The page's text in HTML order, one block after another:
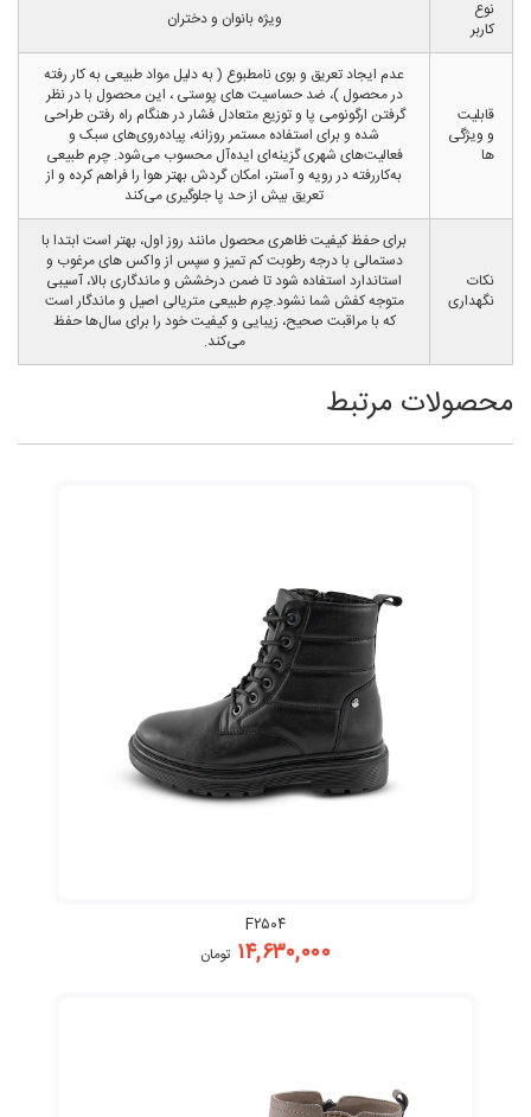
نوع
کاربر
ویژه بانوان و دختران
قابلیت
و ویژگی
ها
عدم ایجاد تعریق و بوی نامطبوع ( به دلیل مواد طبیعی به کار رفته
در محصول )، ضد حساسیت های پوستی ، این محصول با در نظر
گرفتن ارگونومی پا و توزیع متعادل فشار در هنگام راه رفتن طراحی
شده و برای استفاده مستمر روزانه، پیاده‌روی‌های سبک و
فعالیت‌های شهری گزینه‌ای ایده‌آل محسوب می‌شود. چرم طبیعی
به‌کاررفته در رویه و آستر، امکان گردش بهتر هوا را فراهم کرده و از
تعریق بیش از حد پا جلوگیری می‌کند
نکات
نگهداری
برای حفظ کیفیت ظاهری محصول مانند روز اول، بهتر است ابتدا با
دستمالی با درجه رطوبت کم تمیز و سپس از واکس های مرغوب و
استاندارد استفاده شود تا ضمن درخشش و ماندگاری بالا، آسیبی
متوجه کفش شما نشود.چرم طبیعی متریالی اصیل و ماندگار است
که با مراقبت صحیح، زیبایی و کیفیت خود را برای سال‌ها حفظ
می‌کند.
محصولات مرتبط
F۲۵۰۴
۱۴,۶۳۰,۰۰۰ تومان